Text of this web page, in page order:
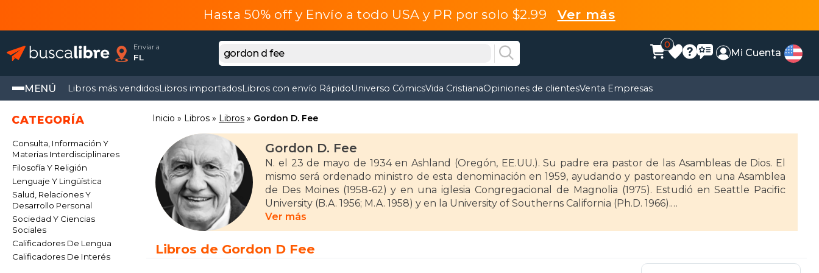
Hasta 50% off y Envío a todo USA y PR por solo $2.99 Ver más
Enviar a
FL
0
Mi Cuenta
MENÚ Libros más vendidosLibros importadosLibros con envío RápidoUniverso CómicsVida CristianaOpiniones de clientesVenta Empresas
CATEGORÍA
Consulta, Información Y
Materias Interdisciplinares
Filosofía Y Religión
Lenguaje Y Lingüística
Salud, Relaciones Y
Desarrollo Personal
Sociedad Y Ciencias
Sociales
Calificadores De Lengua
Calificadores De Interés
Inicio Libros Libros Gordon D. Fee
Gordon D. Fee
N. el 23 de mayo de 1934 en Ashland (Oregón, EE.UU.). Su padre era pastor de las Asambleas de Dios. El
mismo será ordenado ministro de esta denominación en 1959, ayudando y pastoreando en una Asamblea
de Des Moines (1958-62) y en una iglesia Congregacional de Magnolia (1975). Estudió en Seattle Pacific
University (B.A. 1956; M.A. 1958) y en la University of Southerns California (Ph.D. 1966).
Ha sido profesor asistente de Religión en el Southern California College (Costa Mesa, 1966-69), Profesor de
Estudios Bíblicos en Wheaton College (Wheaton, 1969-72, 72-74), profesor de Nuevo Testamento en
Gordon-Conwell Theological Seminary (Hamilton, 1974-78, 78-86) y profesor de Nuevo Testamento en
Regent College (Vancouver, Canadá, 1986-), junto a M. Green (v.) y J. Packer (v.).
Ver más
Libros de Gordon D Fee